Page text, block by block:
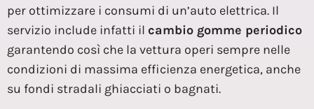
per ottimizzare i consumi di un’auto elettrica. Il
servizio include infatti il cambio gomme periodico
garantendo così che la vettura operi sempre nelle
condizioni di massima efficienza energetica, anche
su fondi stradali ghiacciati o bagnati.